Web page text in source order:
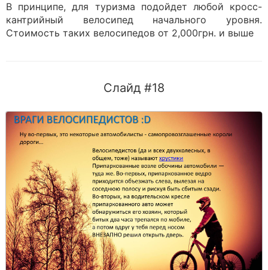
В принципе, для туризма подойдет любой кросс-
кантрийный велосипед начального уровня.
Стоимость таких велосипедов от 2,000грн. и выше
Слайд #18